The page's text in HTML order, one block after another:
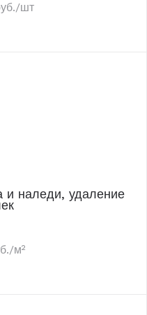
шт
и наледи, удаление
м²